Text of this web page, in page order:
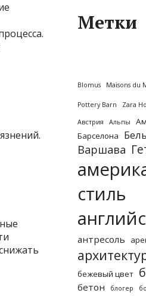
Метки
Blomus Maisons du
Pottery Barn Zara
Австрия Альпы
Барселона
Варшава
стиль
антресоль
бежевый цвет
бетон блогер